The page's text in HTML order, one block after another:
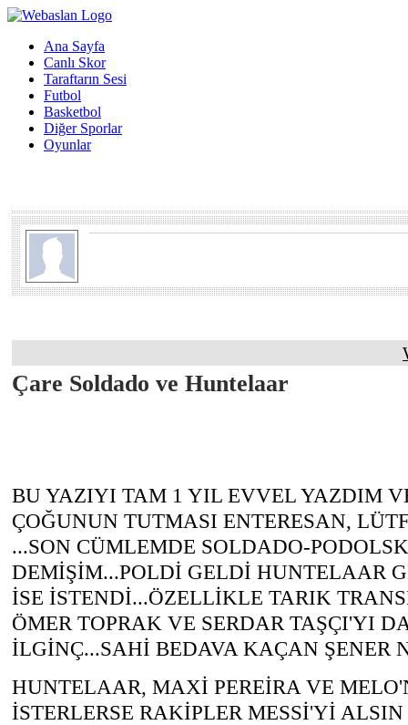
Ana Sayfa
Canlı Skor
Taraftarın Sesi
Futbol
Basketbol
Diğer Sporlar
Oyunlar
Çare Soldado ve Huntelaar
BU YAZIYI TAM 1 YIL EVVEL YAZDIM
ÇOĞUNUN TUTMASI ENTERESAN,
...SON CÜMLEMDE SOLDADO-
DEMİŞİM...POLDİ GELDİ HUNTELAAR
İSE İSTENDİ...ÖZELLİKLE TARIK
ÖMER TOPRAK VE SERDAR TAŞÇI'YI
İLGİNÇ...SAHİ BEDAVA KAÇAN ŞENER
HUNTELAAR, MAXİ PEREİRA VE
İSTERLERSE RAKİPLER MESSİ'Yİ